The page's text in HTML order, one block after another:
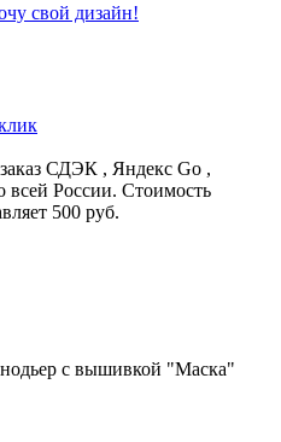
свой дизайн!
СДЭК , Яндекс Go ,
всей России. Стоимость
500 руб.
с вышивкой "Маска"